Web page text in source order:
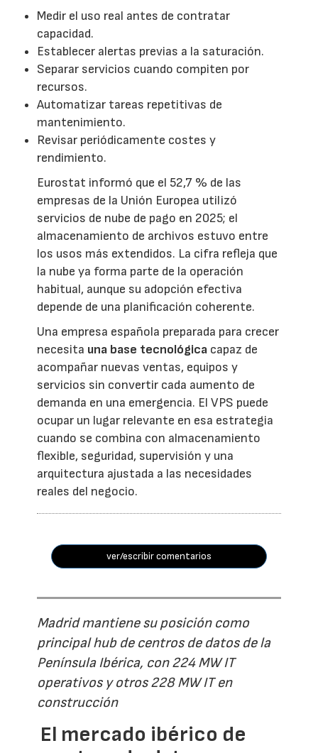
Medir el uso real antes de contratar
capacidad.
Establecer alertas previas a la saturación.
Separar servicios cuando compiten por
recursos.
Automatizar tareas repetitivas de
mantenimiento.
Revisar periódicamente costes y
rendimiento.
Eurostat informó que el 52,7 % de las
empresas de la Unión Europea utilizó
servicios de nube de pago en 2025; el
almacenamiento de archivos estuvo entre
los usos más extendidos. La cifra refleja que
la nube ya forma parte de la operación
habitual, aunque su adopción efectiva
depende de una planificación coherente.
Una empresa española preparada para crecer
necesita una base tecnológica capaz de
acompañar nuevas ventas, equipos y
servicios sin convertir cada aumento de
demanda en una emergencia. El VPS puede
ocupar un lugar relevante en esa estrategia
cuando se combina con almacenamiento
flexible, seguridad, supervisión y una
arquitectura ajustada a las necesidades
reales del negocio.
ver/escribir comentarios
Madrid mantiene su posición como
principal hub de centros de datos de la
Península Ibérica, con 224 MW IT
operativos y otros 228 MW IT en
construcción
El mercado ibérico de